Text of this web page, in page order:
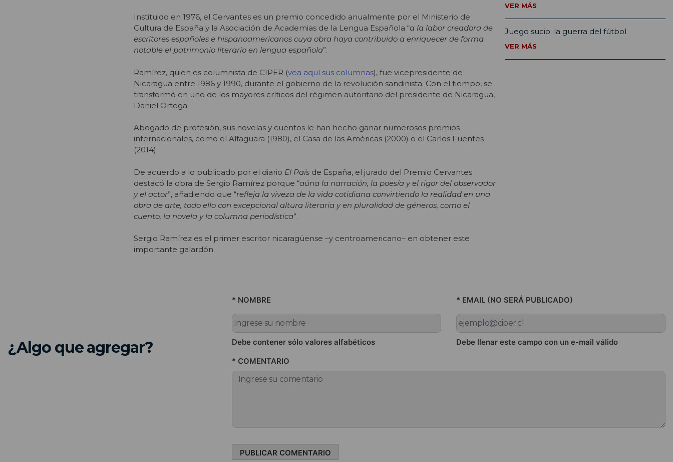
Instituido en 1976, el Cervantes es un premio concedido anualmente por el Ministerio de
Cultura de España y la Asociación de Academias de la Lengua Española “a la labor creadora de
escritores españoles e hispanoamericanos cuya obra haya contribuido a enriquecer de forma
notable el patrimonio literario en lengua española”.
Ramírez, quien es columnista de CIPER (vea aquí sus columnas), fue vicepresidente de
Nicaragua entre 1986 y 1990, durante el gobierno de la revolución sandinista. Con el tiempo, se
transformó en uno de los mayores críticos del régimen autoritario del presidente de Nicaragua,
Daniel Ortega.
Abogado de profesión, sus novelas y cuentos le han hecho ganar numerosos premios
internacionales, como el Alfaguara (1980), el Casa de las Américas (2000) o el Carlos Fuentes
(2014).
De acuerdo a lo publicado por el diario El País de España, el jurado del Premio Cervantes
destacó la obra de Sergio Ramírez porque “aúna la narración, la poesía y el rigor del observador
y el actor”, añadiendo que “refleja la viveza de la vida cotidiana convirtiendo la realidad en una
obra de arte, todo ello con excepcional altura literaria y en pluralidad de géneros, como el
cuento, la novela y la columna periodística”.
Sergio Ramírez es el primer escritor nicaragüense –y centroamericano– en obtener este
importante galardón.
VER MÁS
Juego sucio: la guerra del fútbol
VER MÁS
¿Algo que agregar?
* NOMBRE
Debe contener sólo valores alfabéticos
* EMAIL (NO SERÁ PUBLICADO)
Debe llenar este campo con un e-mail válido
* COMENTARIO